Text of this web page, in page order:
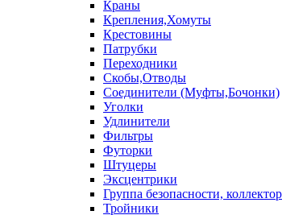
Краны
Крепления,Хомуты
Крестовины
Патрубки
Переходники
Скобы,Отводы
Соединители (Муфты,Бочонки)
Уголки
Удлинители
Фильтры
Футорки
Штуцеры
Эксцентрики
Группа безопасности,
Тройники